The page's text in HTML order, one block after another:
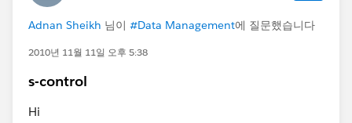
Adnan Sheikh 님이 #Data Management에 질문했습니다
2010년 11월 11일 오후 5:38
s-control
Hi